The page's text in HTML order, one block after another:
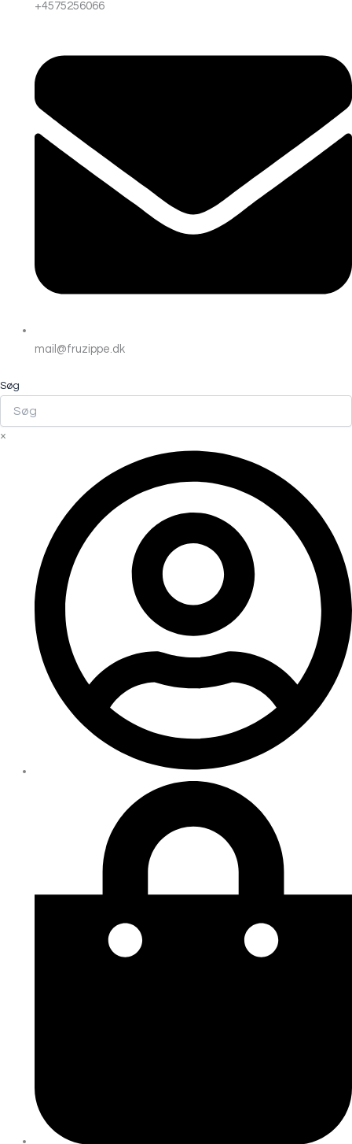
+4575256066
mail@fruzippe.dk
Søg
×